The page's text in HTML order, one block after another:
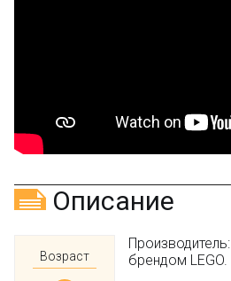
Описание
Возраст
Производитель:
брендом LEGO.